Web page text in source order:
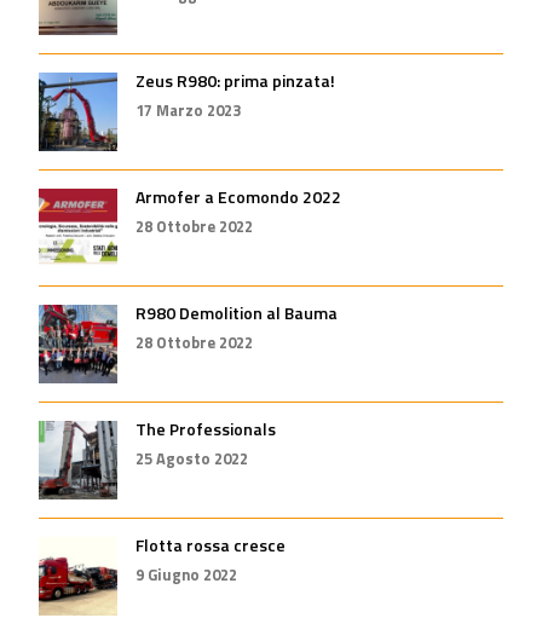
Zeus R980: prima pinzata!
17 Marzo 2023
Armofer a Ecomondo 2022
28 Ottobre 2022
R980 Demolition al Bauma
28 Ottobre 2022
The Professionals
25 Agosto 2022
Flotta rossa cresce
9 Giugno 2022